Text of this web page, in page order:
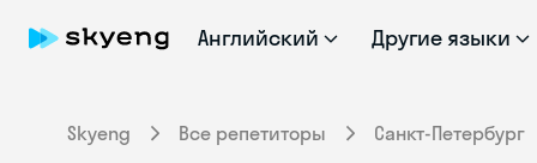
Английский Другие языки
Skyeng Все репетиторы Санкт-Петербург